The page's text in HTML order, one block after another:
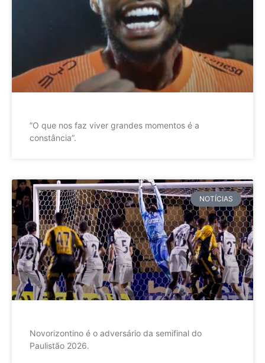
”O que nos faz viver grandes momentos é a
constância”.
NOTÍCIAS
Novorizontino é o adversário da semifinal do
Paulistão 2026.